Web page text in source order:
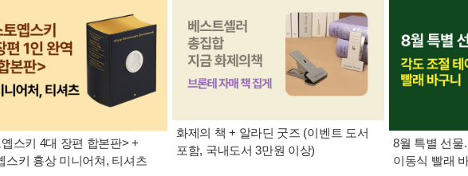
스키 4대 장편 합본판> +
스키 흉상 미니어쳐, 티셔츠
화제의 책 + 알라딘 굿즈 (이벤트 도서
포함, 국내도서 3만원 이상)
8월 특별 선물
이동식 빨래